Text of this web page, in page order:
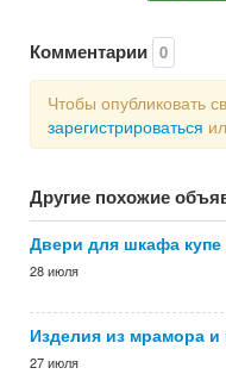
Комментарии 0
Чтобы опубликовать
зарегистрироваться
Другие похожие
Двери для шкафа купе
28 июля
Изделия из мрамора и
27 июля